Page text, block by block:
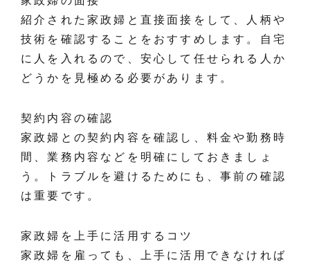
紹介された家政婦と直接面接をして、人柄や
技術を確認することをおすすめします。自宅
に人を入れるので、安心して任せられる人か
どうかを見極める必要があります。
契約内容の確認
家政婦との契約内容を確認し、料金や勤務時
間、業務内容などを明確にしておきましょ
う。トラブルを避けるためにも、事前の確認
は重要です。
家政婦を上手に活用するコツ
家政婦を雇っても、上手に活用できなければ